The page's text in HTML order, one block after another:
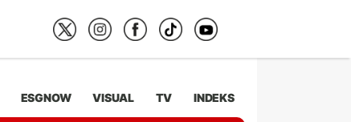
ESGNOW VISUAL TV INDEKS